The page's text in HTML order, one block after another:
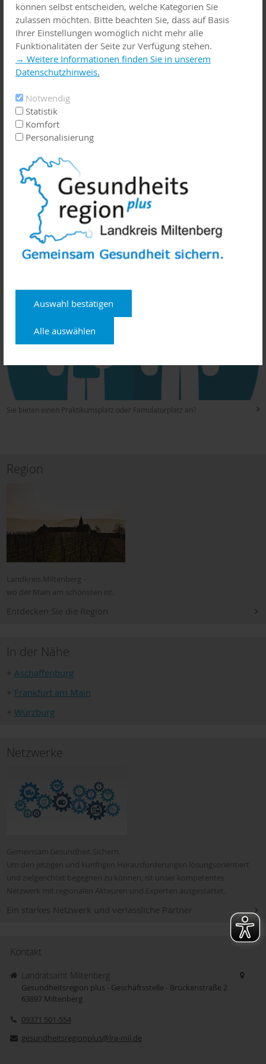
können selbst entscheiden, welche Kategorien Sie
zulassen möchten. Bitte beachten Sie, dass auf Basis
Ihrer Einstellungen womöglich nicht mehr alle
Funktionalitäten der Seite zur Verfügung stehen.
→ Weitere Informationen finden Sie in unserem
Datenschutzhinweis.
Notwendig
Statistik
Komfort
Personalisierung
Auswahl bestätigen
Alle auswählen
Praxis-/Stellenanzeige schalten
Sie suchen für Ihre Praxis eine/n Nachfolger/in, Partner/in oder eine/n Arzt/
Ärztin in Anstellung?
Famulatur-/Praktikumsanzeige schalten
Sie bieten einen Praktikumsplatz oder Famulaturplatz an?
Region
Landkreis Miltenberg -
wo der Main am schönsten ist.
Entdecken Sie die Region
In der Nähe
+ Aschaffenburg
+ Frankfurt am Main
+ Würzburg
Netzwerke
Gemeinsam.Gesundheit.Sichern.
Um den jetzigen und künftigen Herausforderungen lösungsorientiert
und zielgerichtet begegnen zu können, ist unser kompetentes
Netzwerk mit regionalen Akteuren und Experten ausgestattet.
Ein starkes Netzwerk und verlässliche Partner
Kontakt
Landratsamt Miltenberg
Gesundheitsregion plus - Geschäftsstelle - Brückenstraße 2
63897 Miltenberg
09371 501-554
gesundheitsregionplus@lra-mil.de